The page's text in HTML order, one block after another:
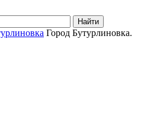
Найти
Город Бутурлиновка.